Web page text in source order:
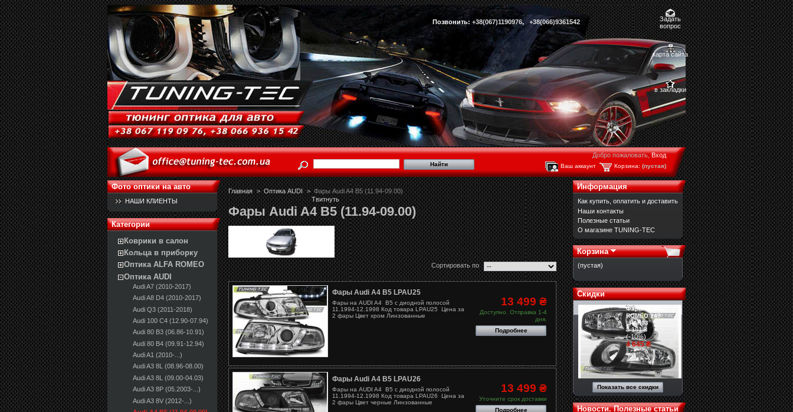
Позвонить: +38(067)1190976, +38(066)9361542
Задать
вопрос
карта сайта
в закладки
Добро пожаловать,Вход
Корзина: (пустая)
Ваш аккаунт
Фото оптики на авто
НАШИ КЛИЕНТЫ
Категории
Коврики в салон
Кольца в приборку
Оптика ALFA ROMEO
Оптика AUDI
Audi A7 (2010-2017)
Audi A8 D4 (2010-2017)
Audi Q3 (2011-2018)
Audi 100 С4 (12.90-07.94)
Audi 80 B3 (06.86-10.91)
Audi 80 B4 (09.91-12.94)
Audi A1 (2010-...)
Audi A3 8L (08.96-08.00)
Audi A3 8L (09.00-04.03)
Audi A3 8P (05.2003-...)
Audi A3 8V (2012-...)
Главная > Оптика AUDI > Фары Audi A4 B5 (11.94-09.00)
Твитнуть
Фары Audi A4 B5 (11.94-09.00)
Сортировать по
Фары Audi A4 B5 LPAU25
Фары на AUDI A4 B5 с диодной полосой
11.1994-12.1998 Код товара LPAU25 Цена за
2 фары Цвет хром Линзованные
13 499 ₴
Доступно. Отправка 1-4
дня.
Подробнее
Фары Audi A4 B5 LPAU26
Фары на AUDI A4 B5 с диодной полосой
11.1994-12.1998 Код товара LPAU26 Цена за
2 фары Цвет черные Линзованные
13 499 ₴
Уточните срок доставки
Подробнее
Информация
Как купить, оплатить и доставить
Наши контакты
Полезные статьи
О магазине TUNING-TEC
Корзина
(пустая)
Скидки
Фары ALFA
ROMEO 147
LPAR03
5 161 ₴
(-10%)
4 645 ₴
Показать все скидки
Новости. Полезные статьи